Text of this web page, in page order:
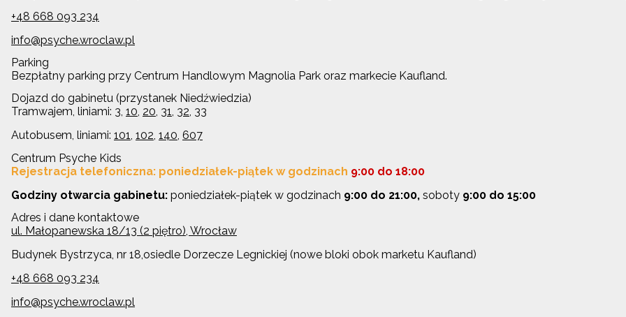
+48 668 093 234
info@psyche.wroclaw.pl
Parking
Bezpłatny parking przy Centrum Handlowym Magnolia Park oraz markecie Kaufland.
Dojazd do gabinetu (przystanek Niedźwiedzia)
Tramwajem, liniami: 3, 10, 20, 31, 32, 33
Autobusem, liniami: 101, 102, 140, 607
Centrum Psyche Kids
Rejestracja telefoniczna: poniedziałek-piątek w godzinach 9:00 do 18:00
Godziny otwarcia gabinetu: poniedziałek-piątek w godzinach 9:00 do 21:00, soboty 9:00 do 15:00
Adres i dane kontaktowe
ul. Małopanewska 18/13 (2 piętro), Wrocław
Budynek Bystrzyca, nr 18,osiedle Dorzecze Legnickiej (nowe bloki obok marketu Kaufland)
+48 668 093 234
info@psyche.wroclaw.pl